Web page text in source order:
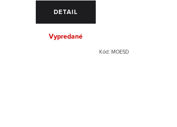
DETAIL
Vypredané
Kód: MOESD